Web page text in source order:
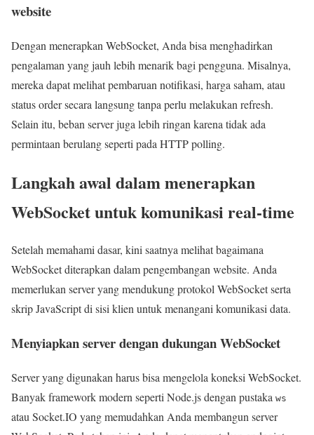
website
Dengan menerapkan WebSocket, Anda bisa menghadirkan
pengalaman yang jauh lebih menarik bagi pengguna. Misalnya,
mereka dapat melihat pembaruan notifikasi, harga saham, atau
status order secara langsung tanpa perlu melakukan refresh.
Selain itu, beban server juga lebih ringan karena tidak ada
permintaan berulang seperti pada HTTP polling.
Langkah awal dalam menerapkan
WebSocket untuk komunikasi real-time
Setelah memahami dasar, kini saatnya melihat bagaimana
WebSocket diterapkan dalam pengembangan website. Anda
memerlukan server yang mendukung protokol WebSocket serta
skrip JavaScript di sisi klien untuk menangani komunikasi data.
Menyiapkan server dengan dukungan WebSocket
Server yang digunakan harus bisa mengelola koneksi WebSocket.
Banyak framework modern seperti Node.js dengan pustaka ws
atau Socket.IO yang memudahkan Anda membangun server